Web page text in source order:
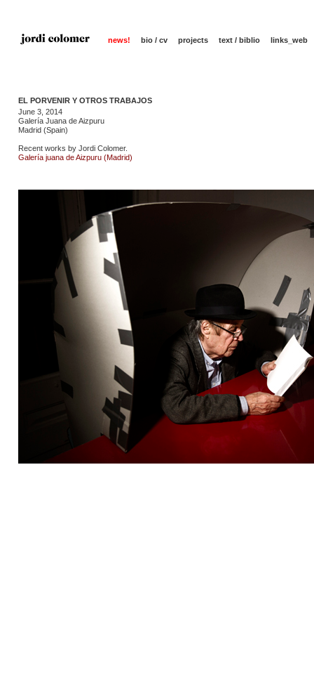
news! bio / cv projects text / biblio links_web
EL PORVENIR Y OTROS TRABAJOS
June 3, 2014
Galería Juana de Aizpuru
Madrid (Spain)
Recent works by Jordi Colomer.
Galería juana de Aizpuru (Madrid)